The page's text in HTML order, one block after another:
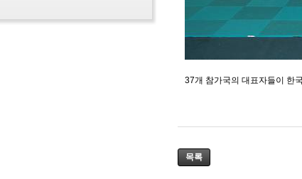
37개 참가국의 대표자들이 한
목록